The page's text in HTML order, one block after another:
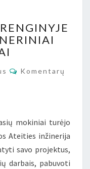
Komentarai
Komentarų
mokiniai turėjo
Ateities inžinerija
savo projektus,
darbais, pabuvoti